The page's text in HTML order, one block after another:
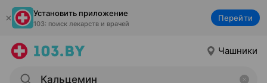
Установить приложение
103: поиск лекарств и врачей
Перейти
Чашники